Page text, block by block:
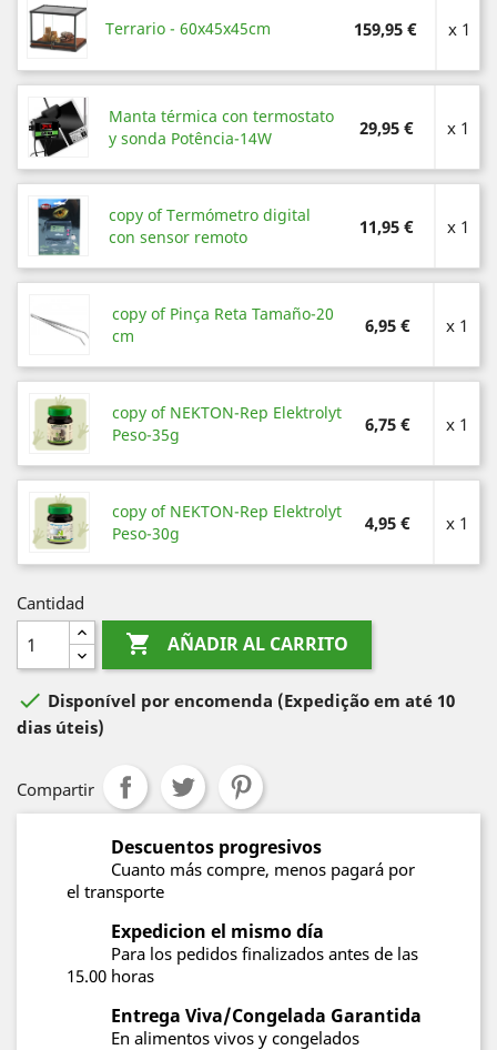
Terrario - 60x45x45cm 159,95 € x 1
Manta térmica con termostato
y sonda Potência-14W
29,95 € x 1
copy of Termómetro digital
con sensor remoto
11,95 € x 1
copy of Pinça Reta Tamaño-20
cm
6,95 € x 1
copy of NEKTON-Rep Elektrolyt
Peso-35g
6,75 € x 1
copy of NEKTON-Rep Elektrolyt
Peso-30g
4,95 € x 1
Cantidad
 AÑADIR AL CARRITO
 Disponível por encomenda (Expedição em até 10
dias úteis)
Compartir
Descuentos progresivos
Cuanto más compre, menos pagará por
el transporte
Expedicion el mismo día
Para los pedidos finalizados antes de las
15.00 horas
Entrega Viva/Congelada Garantida
En alimentos vivos y congelados